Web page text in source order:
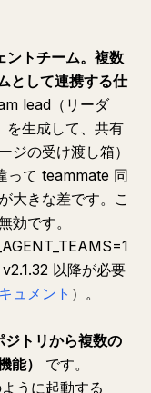
トチーム。複数
として連携する仕
lead（リーダ
を生成して、共有
の受け渡し箱）
って teammate 同
大きな差です。こ
効です。
以降が必要
ュメント ）。
トリから複数の
能）
です。
うに起動する